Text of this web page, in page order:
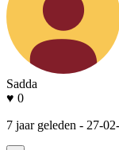
Sadda
♥ 0
7 jaar geleden - 27-